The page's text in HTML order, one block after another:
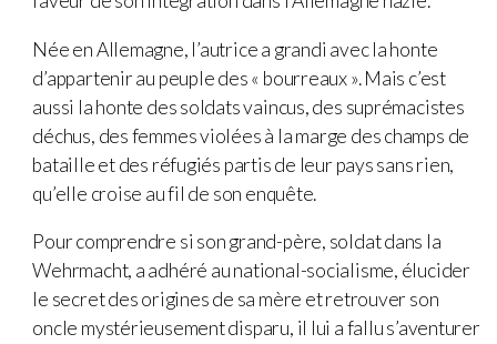
Née en Allemagne, l’autrice a grandi avec la honte
d’appartenir au peuple des « bourreaux ». Mais c’est
aussi la honte des soldats vaincus, des suprémacistes
déchus, des femmes violées à la marge des champs de
bataille et des réfugiés partis de leur pays sans rien,
qu’elle croise au fil de son enquête.
Pour comprendre si son grand-père, soldat dans la
Wehrmacht, a adhéré au national-socialisme, élucider
le secret des origines de sa mère et retrouver son
oncle mystérieusement disparu, il lui a fallu s’aventurer